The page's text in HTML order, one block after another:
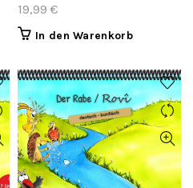
19,99 €
In den Warenkorb